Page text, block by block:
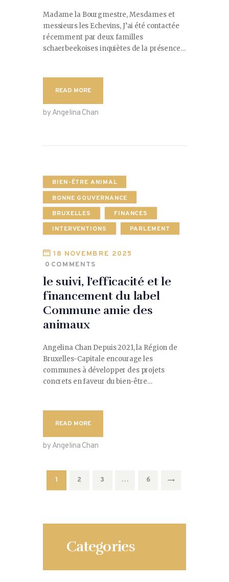
Madame la Bourgmestre, Mesdames et
messieurs les Echevins, J’ai été contactée
récemment par deux familles
schaerbeekoises inquiètes de la présence…
READ MORE
by Angelina Chan
BIEN-ÊTRE ANIMAL
BONNE GOUVERNANCE
BRUXELLES
FINANCES
INTERVENTIONS
PARLEMENT
18 NOVEMBRE 2025
0 COMMENTS
le suivi, l’efficacité et le
financement du label
Commune amie des
animaux
Angelina Chan Depuis 2021, la Région de
Bruxelles-Capitale encourage les
communes à développer des projets
concrets en faveur du bien-être…
READ MORE
by Angelina Chan
Pagination
des
PAGE
1 PAGE
2 PAGE
3 … PAGE
6
Categories